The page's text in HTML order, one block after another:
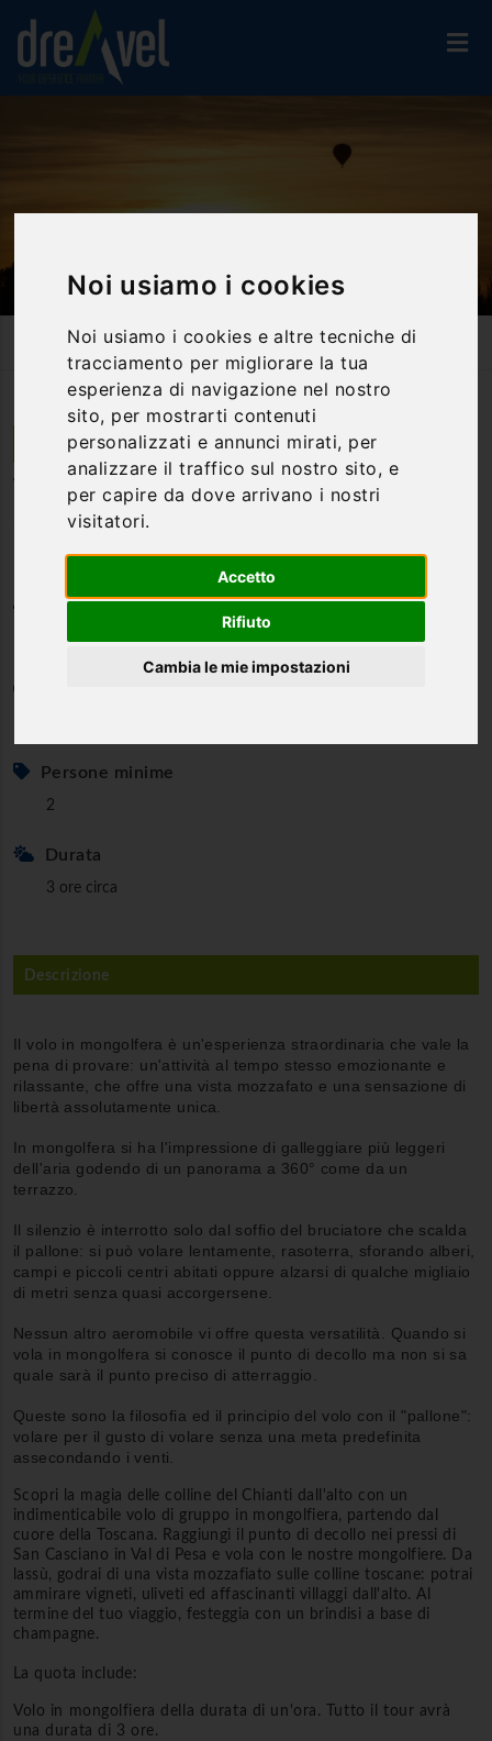
Noi usiamo i cookies
Noi usiamo i cookies e altre tecniche di
tracciamento per migliorare la tua
esperienza di navigazione nel nostro
sito, per mostrarti contenuti
personalizzati e annunci mirati, per
analizzare il traffico sul nostro sito, e
per capire da dove arrivano i nostri
visitatori.
Accetto
Rifiuto
Cambia le mie impostazioni
Voli, Mongolfiera, Parapendio, Paracadute
Volo In Mongolfiera Sulle Colline Del Chianti
Tavarnelle Val di Pesa | Toscana
Volo in mongolfiera sulle Colline
del Chianti
Categoria
Voli, Mongolfiera, Parapendio, Paracadute
Persone minime
2
Durata
3 ore circa
Descrizione
Il volo in mongolfera è un'esperienza straordinaria che vale la
pena di provare: un'attività al tempo stesso emozionante e
rilassante, che offre una vista mozzafato e una sensazione di
libertà assolutamente unica.
In mongolfera si ha l'impressione di galleggiare più leggeri
dell'aria godendo di un panorama a 360° come da un
terrazzo.
Il silenzio è interrotto solo dal soffio del bruciatore che scalda
il pallone: si può volare lentamente, rasoterra, sforando alberi,
campi e piccoli centri abitati oppure alzarsi di qualche migliaio
di metri senza quasi accorgersene.
Nessun altro aeromobile vi offre questa versatilità. Quando si
vola in mongolfera si conosce il punto di decollo ma non si sa
quale sarà il punto preciso di atterraggio.
Queste sono la filosofia ed il principio del volo con il "pallone":
volare per il gusto di volare senza una meta predefinita
assecondando i venti.
Scopri la magia delle colline del Chianti dall'alto con un
indimenticabile volo di gruppo in mongolfiera, partendo dal
cuore della Toscana. Raggiungi il punto di decollo nei pressi di
San Casciano in Val di Pesa e vola con le nostre mongolfiere. Da
lassù, godrai di una vista mozzafiato sulle colline toscane: potrai
ammirare vigneti, uliveti ed affascinanti villaggi dall'alto. Al
termine del tuo viaggio, festeggia con un brindisi a base di
champagne.
La quota include:
Volo in mongolfiera della durata di un'ora. Tutto il tour avrà
una durata di 3 ore.